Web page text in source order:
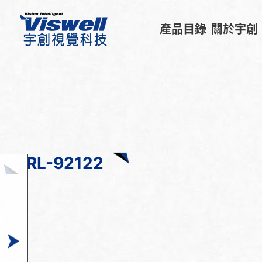
產品目錄 關於宇創
RL-92122